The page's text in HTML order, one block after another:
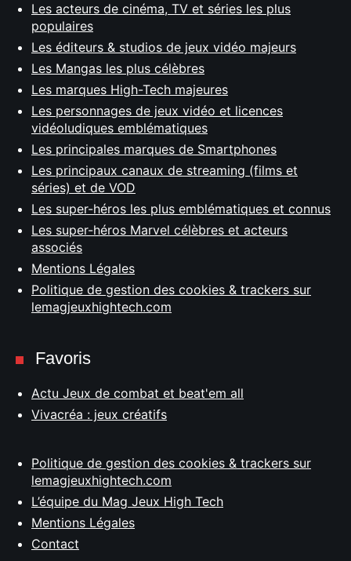
Les acteurs de cinéma, TV et séries les plus
populaires
Les éditeurs & studios de jeux vidéo majeurs
Les Mangas les plus célèbres
Les marques High-Tech majeures
Les personnages de jeux vidéo et licences
vidéoludiques emblématiques
Les principales marques de Smartphones
Les principaux canaux de streaming (films et
séries) et de VOD
Les super-héros les plus emblématiques et connus
Les super-héros Marvel célèbres et acteurs
associés
Mentions Légales
Politique de gestion des cookies & trackers sur
lemagjeuxhightech.com
Favoris
Actu Jeux de combat et beat'em all
Vivacréa : jeux créatifs
Politique de gestion des cookies & trackers sur
lemagjeuxhightech.com
L’équipe du Mag Jeux High Tech
Mentions Légales
Contact